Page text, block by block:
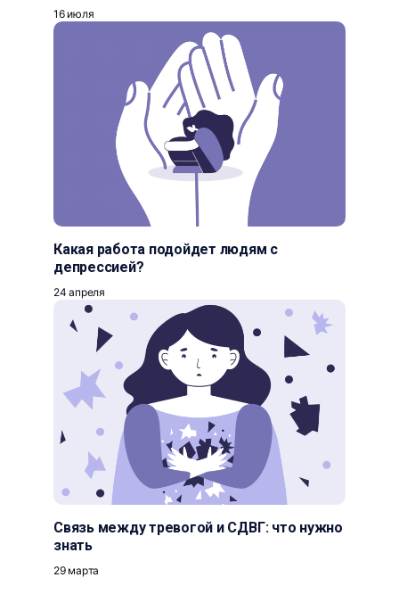
16 июля
Какая работа подойдет людям с
депрессией?
24 апреля
Связь между тревогой и СДВГ: что нужно
знать
29 марта